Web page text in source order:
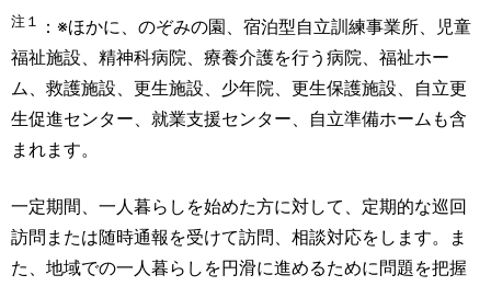
注１
：※ほかに、のぞみの園、宿泊型自立訓練事業所、児童
福祉施設、精神科病院、療養介護を行う病院、福祉ホー
ム、救護施設、更生施設、少年院、更生保護施設、自立更
生促進センター、就業支援センター、自立準備ホームも含
まれます。
一定期間、一人暮らしを始めた方に対して、定期的な巡回
訪問または随時通報を受けて訪問、相談対応をします。ま
た、地域での一人暮らしを円滑に進めるために問題を把握